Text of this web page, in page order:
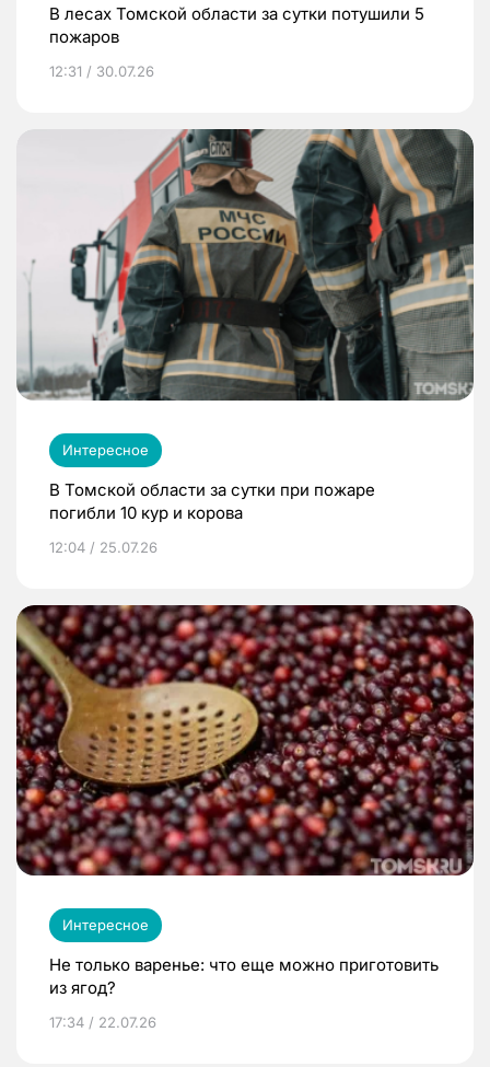
В лесах Томской области за сутки потушили 5
пожаров
12:31 / 30.07.26
Интересное
В Томской области за сутки при пожаре
погибли 10 кур и корова
12:04 / 25.07.26
Интересное
Не только варенье: что еще можно приготовить
из ягод?
17:34 / 22.07.26